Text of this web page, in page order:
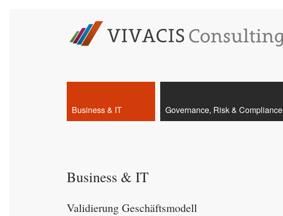
Business & IT Governance, Risk & Compliance
Business & IT
Validierung Geschäftsmodell